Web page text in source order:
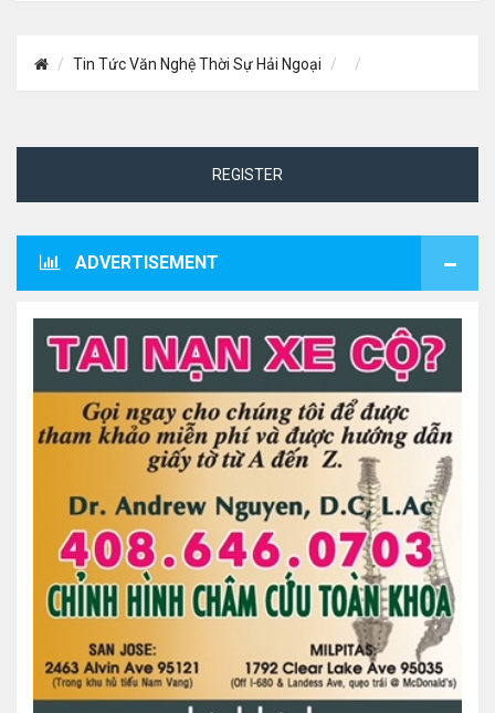
Tin Tức Văn Nghệ Thời Sự Hải Ngoại
REGISTER
ADVERTISEMENT